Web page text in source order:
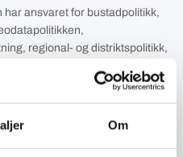
Om
ansvaret for bustadpolitikk,
regional- og distriktspolitikk,
frem til nå, med reindrift
tilleggsnæring. Hun har også